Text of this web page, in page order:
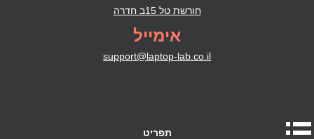
חורשת טל 15ב חדרה
אימייל
support@laptop-lab.co.il
תפריט